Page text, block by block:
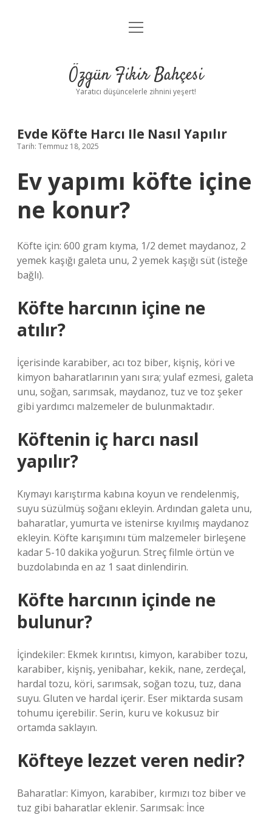
Anasayfa
Yasal Uyarı
menüyü
Özgün Fikir Bahçesi
Yaratıcı düşüncelerle zihnini yeşert!
Evde Köfte Harcı Ile Nasıl Yapılır
Tarih: Temmuz 18, 2025
Ev yapımı köfte içine
ne konur?
Köfte için: 600 gram kıyma, 1/2 demet maydanoz, 2
yemek kaşığı galeta unu, 2 yemek kaşığı süt (isteğe
bağlı).
Köfte harcının içine ne
atılır?
İçerisinde karabiber, acı toz biber, kişniş, köri ve
kimyon baharatlarının yanı sıra; yulaf ezmesi, galeta
unu, soğan, sarımsak, maydanoz, tuz ve toz şeker
gibi yardımcı malzemeler de bulunmaktadır.
Köftenin iç harcı nasıl
yapılır?
Kıymayı karıştırma kabına koyun ve rendelenmiş,
suyu süzülmüş soğanı ekleyin. Ardından galeta unu,
baharatlar, yumurta ve istenirse kıyılmış maydanoz
ekleyin. Köfte karışımını tüm malzemeler birleşene
kadar 5-10 dakika yoğurun. Streç filmle örtün ve
buzdolabında en az 1 saat dinlendirin.
Köfte harcının içinde ne
bulunur?
İçindekiler: Ekmek kırıntısı, kimyon, karabiber tozu,
karabiber, kişniş, yenibahar, kekik, nane, zerdeçal,
hardal tozu, köri, sarımsak, soğan tozu, tuz, dana
suyu. Gluten ve hardal içerir. Eser miktarda susam
tohumu içerebilir. Serin, kuru ve kokusuz bir
ortamda saklayın.
Köfteye lezzet veren nedir?
Baharatlar: Kimyon, karabiber, kırmızı toz biber ve
tuz gibi baharatlar eklenir. Sarımsak: İnce